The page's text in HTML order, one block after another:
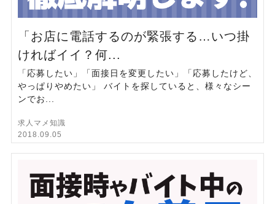
「お店に電話するのが緊張する…いつ掛
ければイイ？何...
「応募したい」「面接日を変更したい」「応募したけど、
やっぱりやめたい」 バイトを探していると、様々なシー
ンでお...
求人マメ知識
2018.09.05